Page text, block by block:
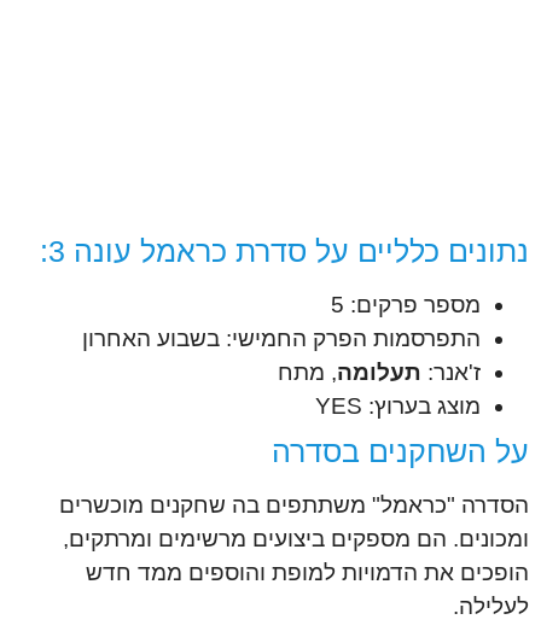
נתונים כלליים על סדרת כראמל עונה 3:
מספר פרקים: 5
התפרסמות הפרק החמישי: בשבוע האחרון
ז'אנר: תעלומה, מתח
מוצג בערוץ: YES
על השחקנים בסדרה
הסדרה "כראמל" משתתפים בה שחקנים מוכשרים
ומכונים. הם מספקים ביצועים מרשימים ומרתקים,
הופכים את הדמויות למופת והוספים ממד חדש
לעלילה.